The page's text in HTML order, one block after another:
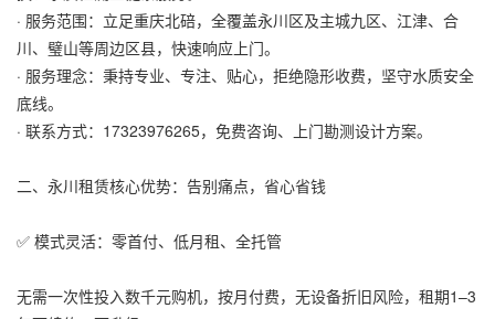
· 服务范围：立足重庆北碚，全覆盖永川区及主城九区、江津、合
川、璧山等周边区县，快速响应上门。
· 服务理念：秉持专业、专注、贴心，拒绝隐形收费，坚守水质安全
底线。
· 联系方式：17323976265，免费咨询、上门勘测设计方案。
二、永川租赁核心优势：告别痛点，省心省钱
✅ 模式灵活：零首付、低月租、全托管
无需一次性投入数千元购机，按月付费，无设备折旧风险，租期1–3